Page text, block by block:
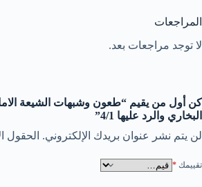
المراجعات
لا توجد مراجعات بعد.
كن أول من يقيم “طعون وشبهات الشيعة
البخاري والرد عليها 4/1”
لن يتم نشر عنوان بريدك الإلكتروني. الحقول
تقييمك *